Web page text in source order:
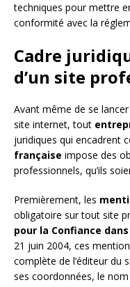
techniques pour mettre
conformité avec la
Cadre
d’un site
Avant même de se
site internet, tout
juridiques qui encadrent
française impose des
professionnels, qu’ils
Premièrement, les
obligatoire sur tout site
pour la Confiance dans
21 juin 2004, ces
complète de l’éditeur du
ses coordonnées, le